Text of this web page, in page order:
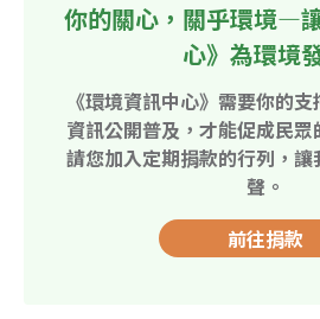
你的關心，關乎環境—
心》為環境
《環境資訊中心》需要你的
資訊公開普及，才能促成民
請您加入定期捐款的行列，
聲。
前往捐款